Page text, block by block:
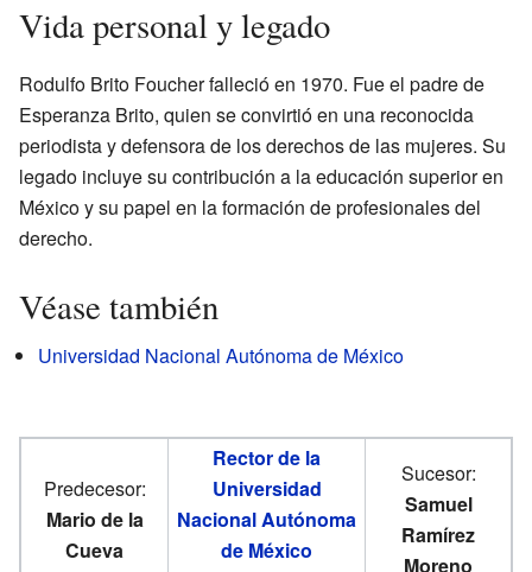
Vida personal y legado
Rodulfo Brito Foucher falleció en 1970. Fue el padre de
Esperanza Brito, quien se convirtió en una reconocida
periodista y defensora de los derechos de las mujeres. Su
legado incluye su contribución a la educación superior en
México y su papel en la formación de profesionales del
derecho.
Véase también
Universidad Nacional Autónoma de México
Predecesor:
Mario de la
Cueva
Rector de la
Universidad
Nacional Autónoma
de México
Sucesor:
Samuel
Ramírez
Moreno